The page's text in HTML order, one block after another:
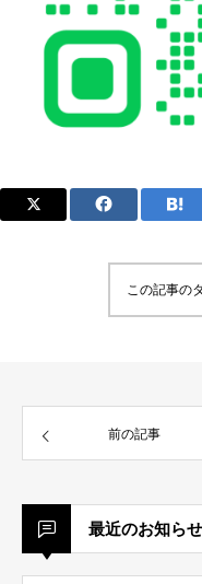
この記事の
前の記事
最近のお知らせ